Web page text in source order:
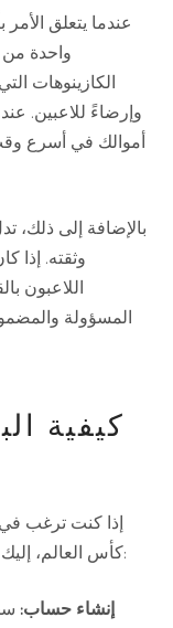
عندما يتعلق
واحدة من
الكازينوهات
وإرضاءً للاعبين.
أموالك في أسرع
بالإضافة إلى ذلك،
وثقته. إذا
اللاعبون
المسؤولة
كيفية
إذا كنت ترغب
كأس العالم، إليك بعض الخطوات الأساسية التي يجب اتباعها:
إنشاء حساب: